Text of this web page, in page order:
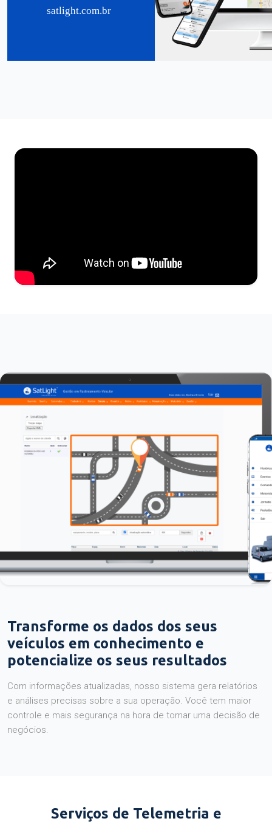
satlight.com.br
Transforme os dados dos seus
veículos em conhecimento e
potencialize os seus resultados
Com informações atualizadas, nosso sistema gera relatórios
e análises precisas sobre a sua operação. Você tem maior
controle e mais segurança na hora de tomar uma decisão de
negócios.
Serviços de Telemetria e